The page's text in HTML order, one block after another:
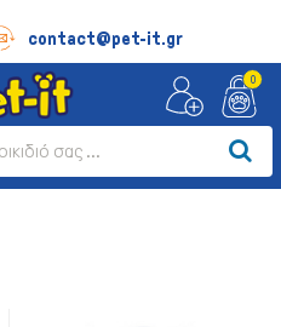
contact@pet-it.gr
0